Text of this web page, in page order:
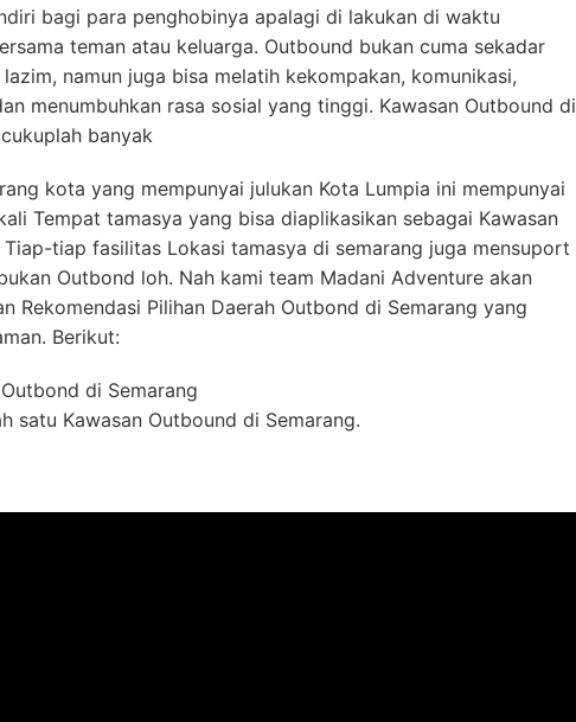
bagi para penghobinya apalagi di lakukan di waktu
teman atau keluarga. Outbound bukan cuma sekadar
lazim, namun juga bisa melatih kekompakan, komunikasi,
menumbuhkan rasa sosial yang tinggi. Kawasan Outbound di
banyak
kota yang mempunyai julukan Kota Lumpia ini mempunyai
Tempat tamasya yang bisa diaplikasikan sebagai Kawasan
Tiap-tiap fasilitas Lokasi tamasya di semarang juga mensuport
Outbond loh. Nah kami team Madani Adventure akan
Rekomendasi Pilihan Daerah Outbond di Semarang yang
Berikut:
di Semarang
satu Kawasan Outbound di Semarang.